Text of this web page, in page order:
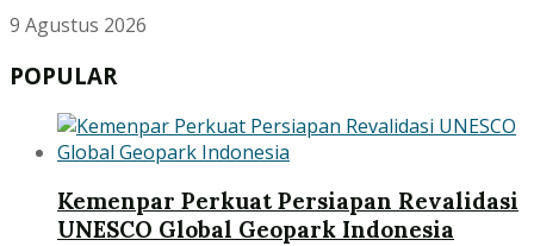
9 Agustus 2026
POPULAR
Kemenpar Perkuat Persiapan Revalidasi
UNESCO Global Geopark Indonesia